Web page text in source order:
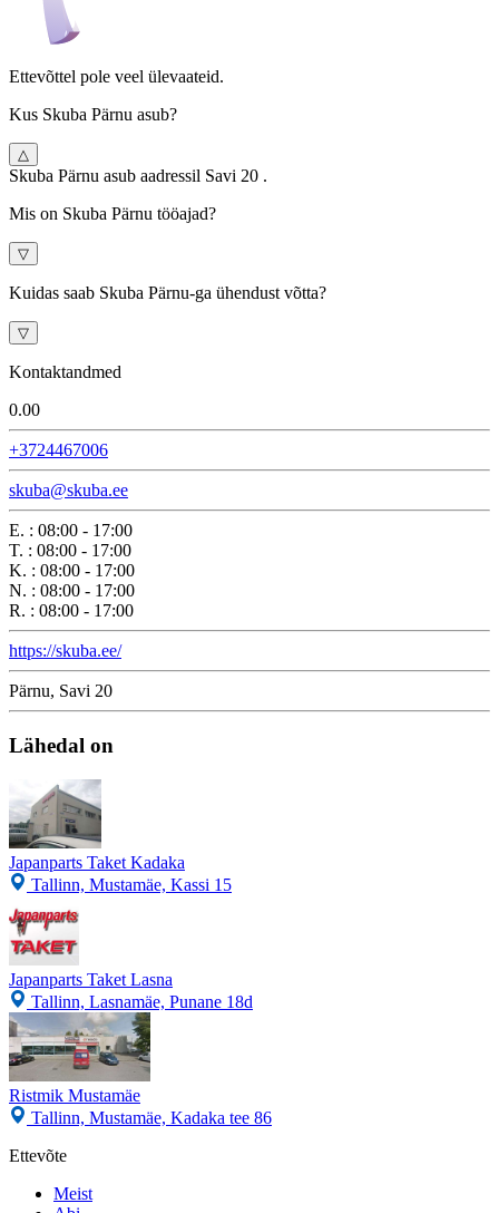
Ettevõttel pole veel ülevaateid.
Kus Skuba Pärnu asub?
△
Skuba Pärnu asub aadressil Savi 20 .
Mis on Skuba Pärnu tööajad?
▽
Kuidas saab Skuba Pärnu-ga ühendust võtta?
▽
Kontaktandmed
0.00
+3724467006
skuba@skuba.ee
E. : 08:00 - 17:00
T. : 08:00 - 17:00
K. : 08:00 - 17:00
N. : 08:00 - 17:00
R. : 08:00 - 17:00
https://skuba.ee/
Pärnu, Savi 20
Lähedal on
Japanparts Taket Kadaka
Tallinn, Mustamäe, Kassi 15
Japanparts Taket Lasna
Tallinn, Lasnamäe, Punane 18d
Ristmik Mustamäe
Tallinn, Mustamäe, Kadaka tee 86
Ettevõte
Meist